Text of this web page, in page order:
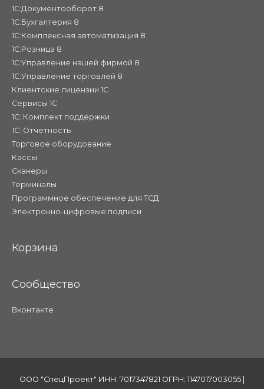
1С:Документооборот 8
1С:Бухгалтерия 8
1С:Комплексная автоматизация 8
1С:Розница 8
1С:Управление нашей фирмой 8
1С:Управление торговлей 8
Клиентские лицензии 1С
Сервисы 1С
1С: Комплект поддержки
1С: Отчетность
Торговое оборудование
Кассы
Сканеры
Терминалы
Программное обеспечение для ТСД
Электронно-цифровые подписи
Корзина
Сообщество
Вконтакте
ООО "СпецПроект" ИНН: 7017347821 ОГРН: 1147017003055 |